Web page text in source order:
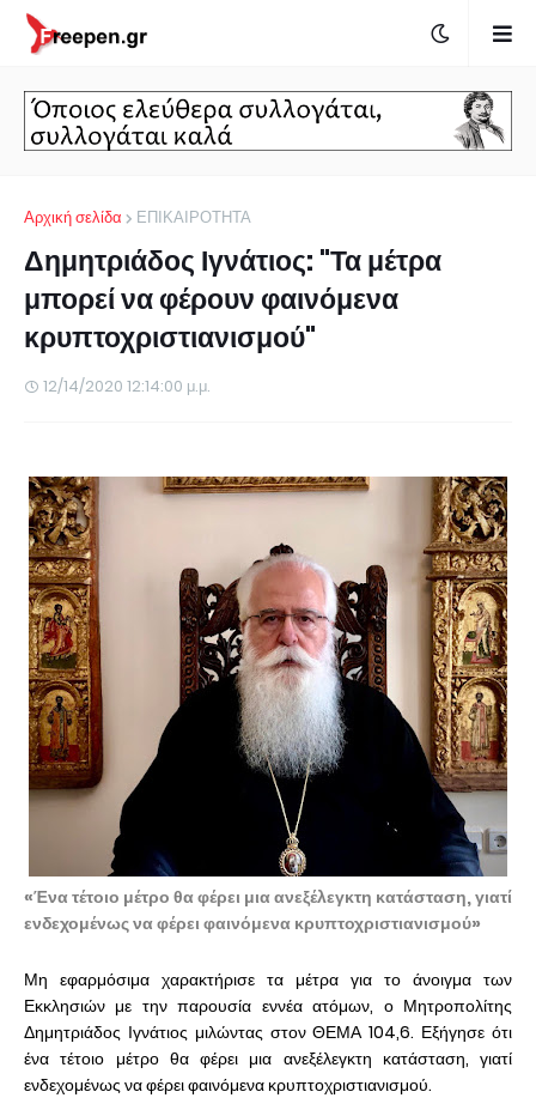
Αρχική σελίδα ΕΠΙΚΑΙΡΟΤΗΤΑ
Δημητριάδος Ιγνάτιος: "Τα μέτρα
μπορεί να φέρουν φαινόμενα
κρυπτοχριστιανισμού"
12/14/2020 12:14:00 μ.μ.
«Ένα τέτοιο μέτρο θα φέρει μια ανεξέλεγκτη κατάσταση, γιατί
ενδεχομένως να φέρει φαινόμενα κρυπτοχριστιανισμού»
Μη εφαρμόσιμα χαρακτήρισε τα μέτρα για το άνοιγμα των
Εκκλησιών με την παρουσία εννέα ατόμων, ο Μητροπολίτης
Δημητριάδος Ιγνάτιος μιλώντας στον ΘΕΜΑ 104,6. Εξήγησε ότι
ένα τέτοιο μέτρο θα φέρει μια ανεξέλεγκτη κατάσταση, γιατί
ενδεχομένως να φέρει φαινόμενα κρυπτοχριστιανισμού.